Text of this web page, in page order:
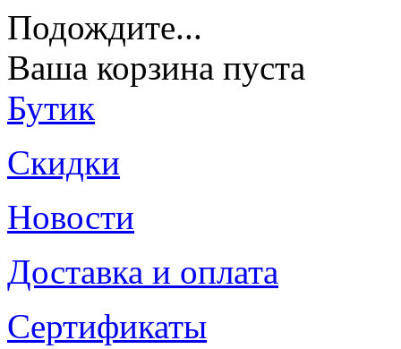
Подождите...
Ваша корзина пуста
Бутик
Скидки
Новости
Доставка и оплата
Сертификаты